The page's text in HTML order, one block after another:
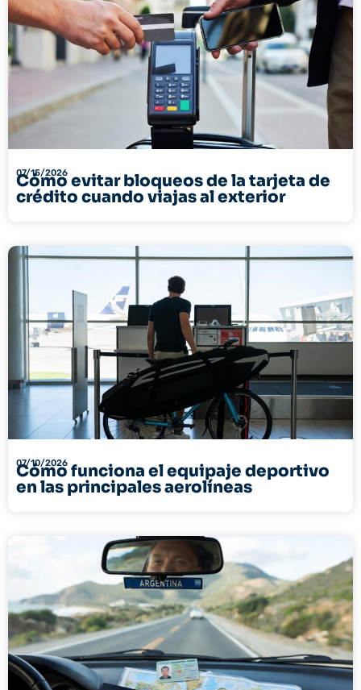
07/15/2026
Cómo evitar bloqueos de la tarjeta de
crédito cuando viajas al exterior
07/10/2026
Cómo funciona el equipaje deportivo
en las principales aerolíneas